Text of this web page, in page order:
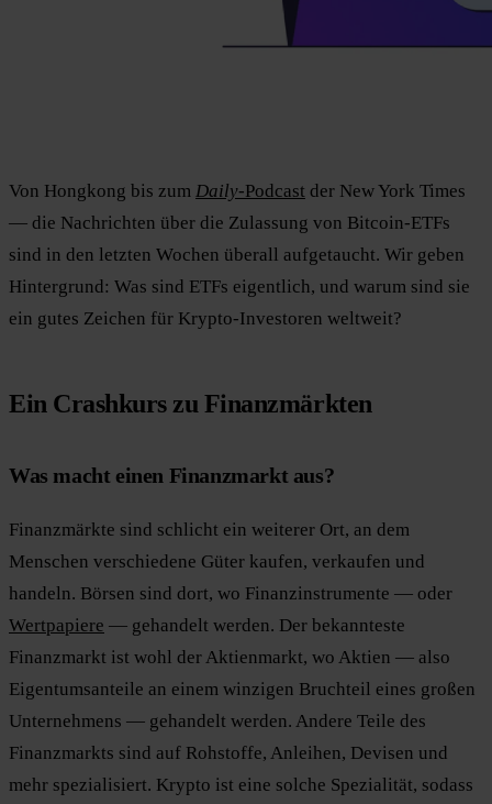
Von Hongkong bis zum Daily-Podcast der New York Times
— die Nachrichten über die Zulassung von Bitcoin-ETFs
sind in den letzten Wochen überall aufgetaucht. Wir geben
Hintergrund: Was sind ETFs eigentlich, und warum sind sie
ein gutes Zeichen für Krypto-Investoren weltweit?
Ein Crashkurs zu Finanzmärkten
Was macht einen Finanzmarkt aus?
Finanzmärkte sind schlicht ein weiterer Ort, an dem
Menschen verschiedene Güter kaufen, verkaufen und
handeln. Börsen sind dort, wo Finanzinstrumente — oder
Wertpapiere — gehandelt werden. Der bekannteste
Finanzmarkt ist wohl der Aktienmarkt, wo Aktien — also
Eigentumsanteile an einem winzigen Bruchteil eines großen
Unternehmens — gehandelt werden. Andere Teile des
Finanzmarkts sind auf Rohstoffe, Anleihen, Devisen und
mehr spezialisiert. Krypto ist eine solche Spezialität, sodass